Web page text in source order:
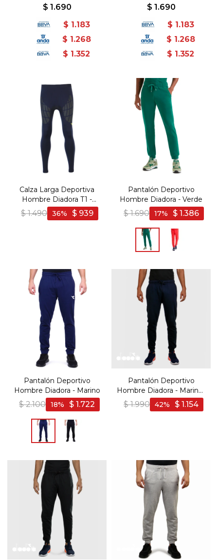
- Negro
$ 1.690
$ 1.183
$ 1.268
$ 1.352
puño y felpa - Gris
$ 1.690
$ 1.183
$ 1.268
$ 1.352
Calza Larga Deportiva
Hombre Diadora T1 -
Marino
$ 1.490 $ 939
36
Pantalón Deportivo
Hombre Diadora - Verde
$ 1.690 $ 1.386
17
Pantalón Deportivo
Hombre Diadora - Marino
$ 2.100 $ 1.722
18
Pantalón Deportivo
Hombre Diadora - Marino-
Azul
$ 1.990 $ 1.154
42